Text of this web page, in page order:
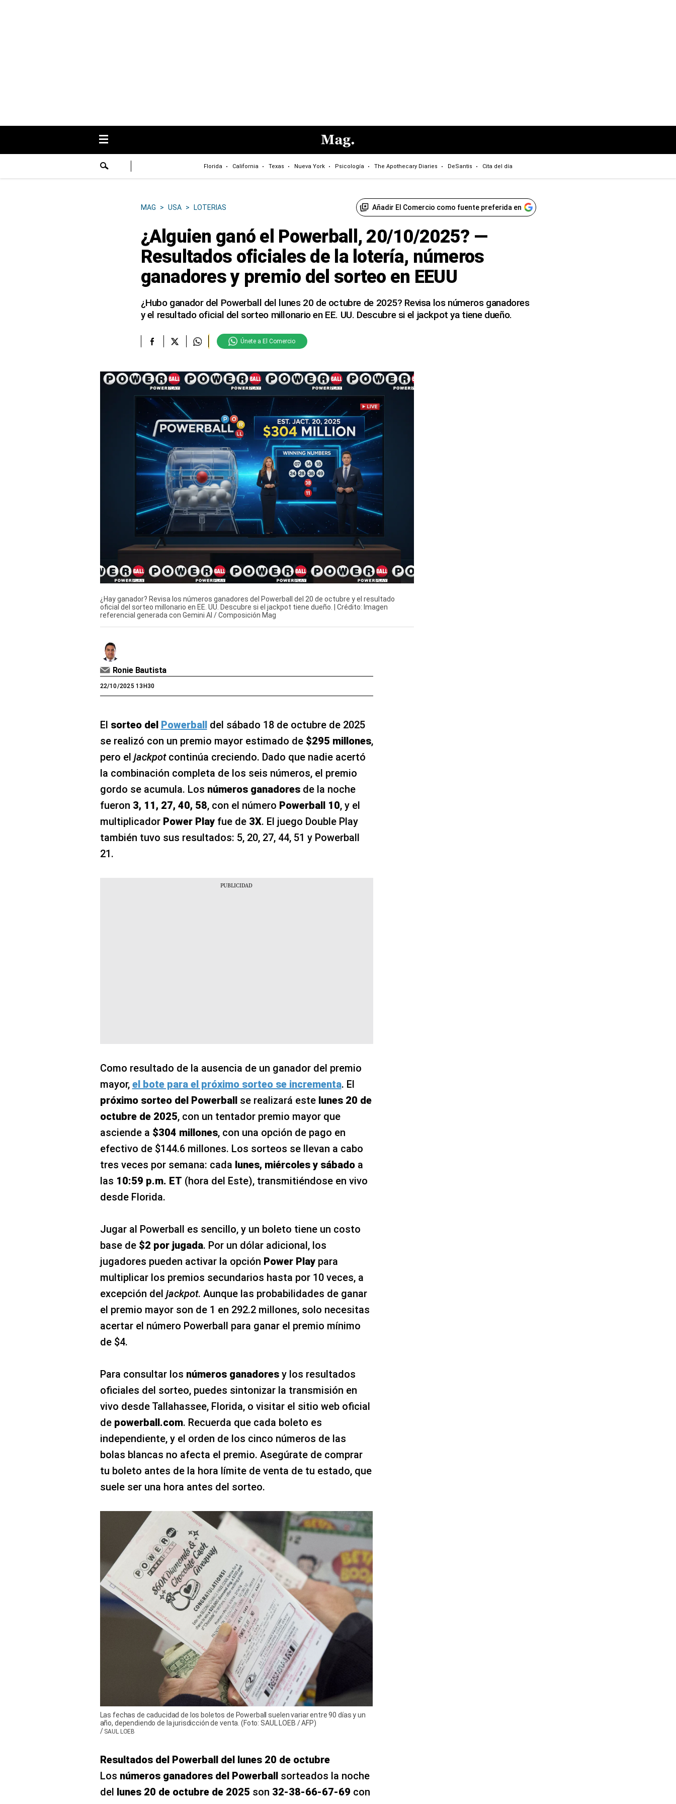
Florida California Texas Nueva York Psicología The Apothecary Diaries DeSantis Cita del día
MAG > USA > LOTERIAS Añadir El Comercio como fuente preferida en
¿Alguien ganó el Powerball, 20/10/2025? —
Resultados oficiales de la lotería, números
ganadores y premio del sorteo en EEUU
¿Hubo ganador del Powerball del lunes 20 de octubre de 2025? Revisa los números ganadores
y el resultado oficial del sorteo millonario en EE. UU. Descubre si el jackpot ya tiene dueño.
Únete a El Comercio
¿Hay ganador? Revisa los números ganadores del Powerball del 20 de octubre y el resultado
oficial del sorteo millonario en EE. UU. Descubre si el jackpot tiene dueño. | Crédito: Imagen
referencial generada con Gemini AI / Composición Mag
Ronie Bautista
22/10/2025 13H30
El sorteo del Powerballdel sábado 18 de octubre de 2025
se realizó con un premio mayor estimado de $295 millones,
pero el jackpotcontinúa creciendo. Dado que nadie acertó
la combinación completa de los seis números, el premio
gordo se acumula. Los números ganadoresde la noche
fueron 3, 11, 27, 40, 58, con el número Powerball 10, y el
multiplicador Power Playfue de 3X. El juego Double Play
también tuvo sus resultados: 5, 20, 27, 44, 51 y Powerball
21.
Como resultado de la ausencia de un ganador del premio
mayor, el bote para el próximo sorteo se incrementa. El
próximo sorteo del Powerballse realizará este lunes 20 de
octubre de 2025, con un tentador premio mayor que
asciende a $304 millones, con una opción de pago en
efectivo de $144.6 millones. Los sorteos se llevan a cabo
tres veces por semana: cada lunes, miércoles y sábadoa
las 10:59 p.m. ET (hora del Este), transmitiéndose en vivo
desde Florida.
Jugar al Powerball es sencillo, y un boleto tiene un costo
base de $2 por jugada. Por un dólar adicional, los
jugadores pueden activar la opción Power Playpara
multiplicar los premios secundarios hasta por 10 veces, a
excepción del jackpot. Aunque las probabilidades de ganar
el premio mayor son de 1 en 292.2 millones, solo necesitas
acertar el número Powerball para ganar el premio mínimo
de $4.
Para consultar los números ganadoresy los resultados
oficiales del sorteo, puedes sintonizar la transmisión en
vivo desde Tallahassee, Florida, o visitar el sitio web oficial
de powerball.com. Recuerda que cada boleto es
independiente, y el orden de los cinco números de las
bolas blancas no afecta el premio. Asegúrate de comprar
tu boleto antes de la hora límite de venta de tu estado, que
suele ser una hora antes del sorteo.
Las fechas de caducidad de los boletos de Powerball suelen variar entre 90 días y un
año, dependiendo de la jurisdicción de venta. (Foto: SAUL LOEB / AFP)
/ SAUL LOEB
Resultados del Powerball del lunes 20 de octubre
Los números ganadores del Powerball sorteados la noche
del lunes 20 de octubre de 2025 son 32-38-66-67-69 con